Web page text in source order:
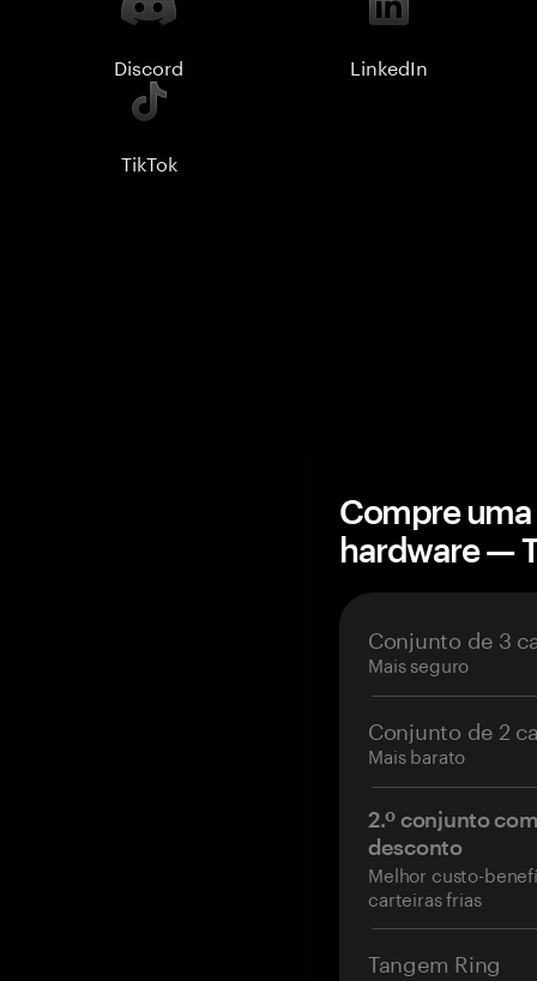
Discord LinkedIn
TikTok
Compre
hardware —
Conjunto de 3
Mais seguro
Conjunto de 2
Mais barato
2.º conjunto
desconto
Melhor custo-
carteiras frias
Tangem Ring